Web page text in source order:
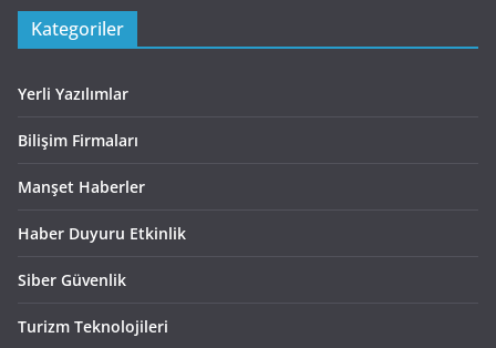
Kategoriler
Yerli Yazılımlar
Bilişim Firmaları
Manşet Haberler
Haber Duyuru Etkinlik
Siber Güvenlik
Turizm Teknolojileri